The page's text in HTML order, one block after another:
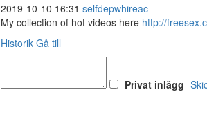
2019-10-10 16:31 selfdepwhireac
My collection of hot videos here http://
Historik Gå till
Privat inlägg